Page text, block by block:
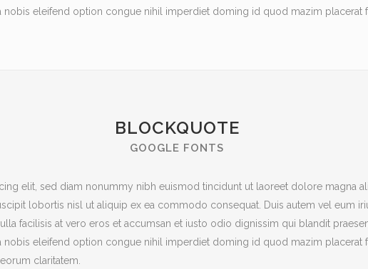
nobis eleifend option congue nihil imperdiet doming id quod mazim placerat
BLOCKQUOTE
GOOGLE FONTS
elit, sed diam nonummy nibh euismod tincidunt ut laoreet dolore magna
lobortis nisl ut aliquip ex ea commodo consequat. Duis autem vel eum
facilisis at vero eros et accumsan et iusto odio dignissim qui blandit
nobis eleifend option congue nihil imperdiet doming id quod mazim placerat
claritatem.